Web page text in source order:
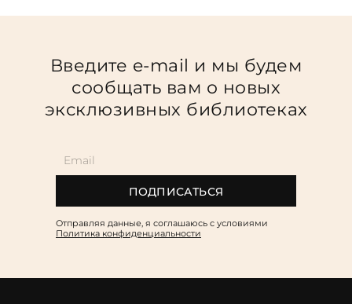
Введите e-mail и мы будем
сообщать вам о новых
эксклюзивных библиотеках
ПОДПИСАТЬСЯ
Отправляя данные, я соглашаюсь c условиями
Политика конфиденциальности